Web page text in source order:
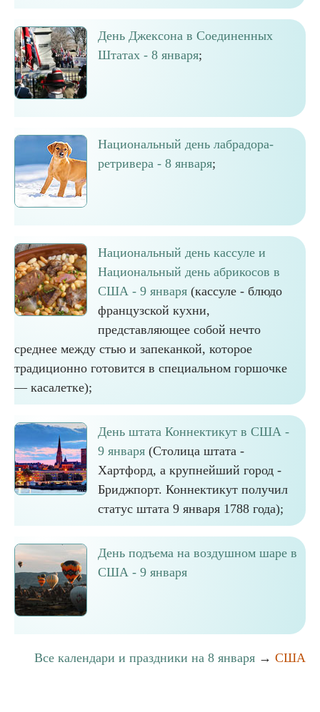
День Джексона в Соединенных
Штатах - 8 января;
Национальный день лабрадора-
ретривера - 8 января;
Национальный день кассуле и
Национальный день абрикосов в
США - 9 января (кассуле - блюдо
французской кухни,
представляющее собой нечто
среднее между стью и запеканкой, которое
традиционно готовится в специальном горшочке
— касалетке);
День штата Коннектикут в США -
9 января (Столица штата -
Хартфорд, а крупнейший город -
Бриджпорт. Коннектикут получил
статус штата 9 января 1788 года);
День подъема на воздушном шаре в
США - 9 января
Все календари и праздники на 8 января → США